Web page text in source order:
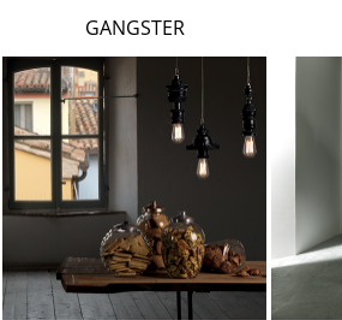
PORSCHE
CATELLANI & SMITH
VIABIZZUNO
GANGSTER